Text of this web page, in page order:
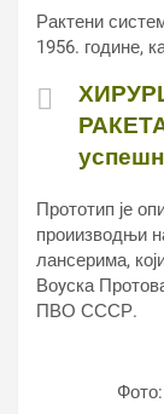
Рактени
1956. године,
Прототип је
проиизводњи
лансерима,
Воyска
ПВО СССР.